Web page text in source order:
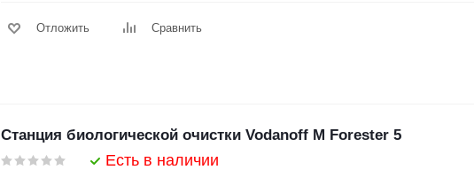
Отложить Сравнить
Станция биологической очистки Vodanoff M Forester 5
Есть в наличии